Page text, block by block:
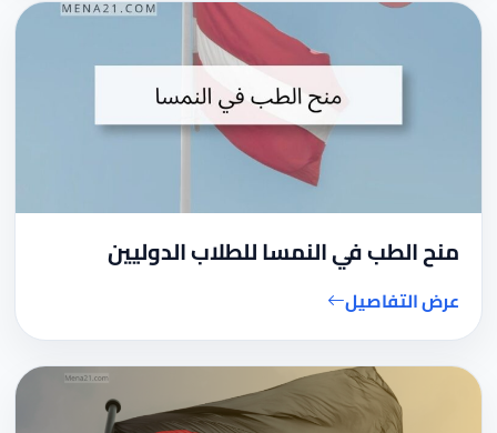
منح الطب في النمسا للطلاب الدوليين
عرض التفاصيل